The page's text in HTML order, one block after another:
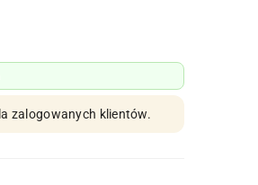
zalogowanych klientów.